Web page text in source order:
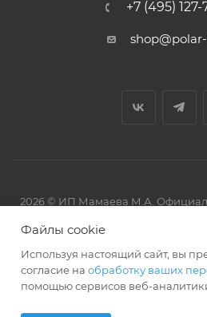
+7 (495)
2026 © ИП Мамаева М.А.
Файлы cookie
Используя настоящий сайт, вы
согласие на обработку ваших
помощью сервисов веб-